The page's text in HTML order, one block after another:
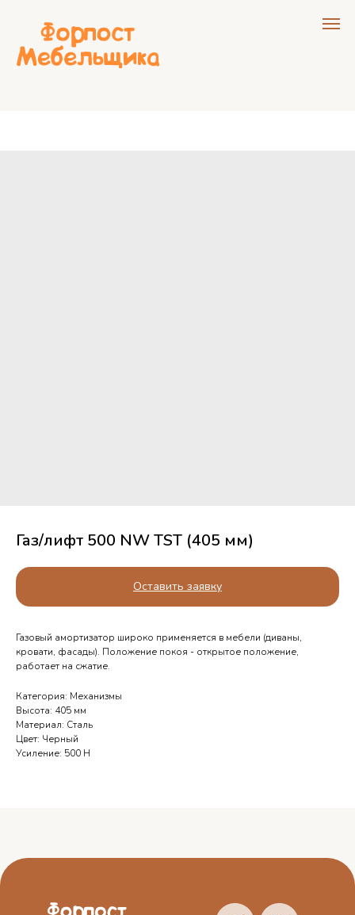
Газ/лифт 500 NW TST (405 мм)
Оставить заявку
Газовый амортизатор широко применяется в мебели (диваны,
кровати, фасады). Положение покоя - открытое положение,
работает на сжатие.
Категория: Механизмы
Высота: 405 мм
Материал: Сталь
Цвет: Черный
Усиление: 500 Н
Орёл — 7 905 167 14 34
Телефоны выходного дня